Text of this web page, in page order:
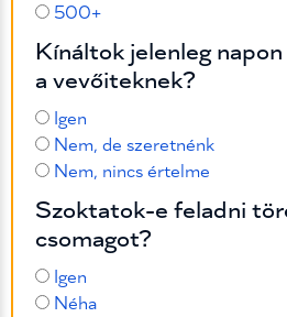
500+
Kínáltok jelenleg
a vevőiteknek?
Igen
Nem, de szeretnénk
Nem, nincs értelme
Szoktatok-e feladni
csomagot?
Igen
Néha